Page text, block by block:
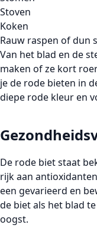
Stoven
Koken
Rauw raspen of dun
Van het blad en de
maken of ze kort
je de rode bieten in
diepe rode kleur en
De rode biet staat
rijk aan antioxidanten
een gevarieerd en
de biet als het blad
oogst.